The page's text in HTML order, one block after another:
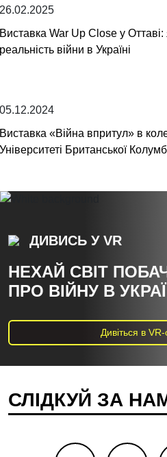
26.02.2025
Виставка War Up Close у
реальність війни в Україні
05.12.2024
Виставка «Війна впритул» в
Університеті Британської
ДИВИСЬ У VR
НЕХАЙ СВІТ
ПРО ВІЙНУ В
Дивіться в
СЛІДКУЙ ЗА